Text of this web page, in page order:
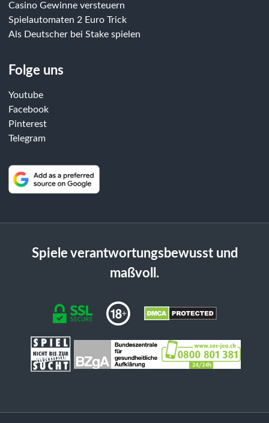
Casino Gewinne versteuern
Spielautomaten 2 Euro Trick
Als Deutscher bei Stake spielen
Folge uns
Youtube
Facebook
Pinterest
Telegram
Spiele verantwortungsbewusst und
maßvoll.